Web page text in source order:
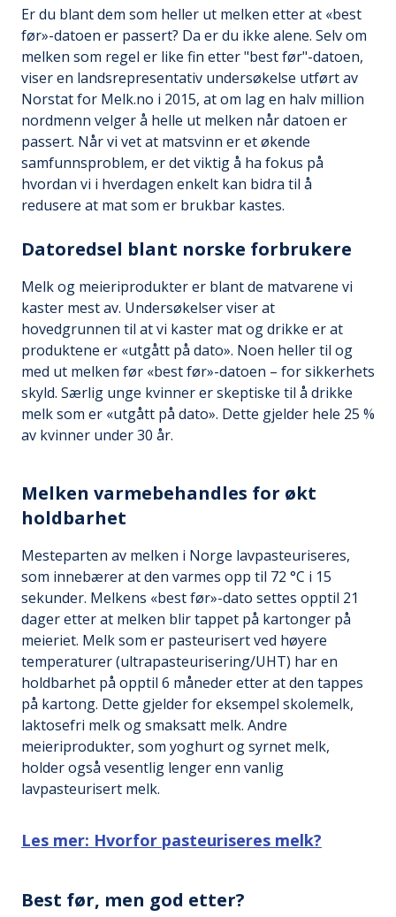
Er du blant dem som heller ut melken etter at «best
før»-datoen er passert? Da er du ikke alene. Selv om
melken som regel er like fin etter "best før"-datoen,
viser en landsrepresentativ undersøkelse utført av
Norstat for Melk.no i 2015, at om lag en halv million
nordmenn velger å helle ut melken når datoen er
passert. Når vi vet at matsvinn er et økende
samfunnsproblem, er det viktig å ha fokus på
hvordan vi i hverdagen enkelt kan bidra til å
redusere at mat som er brukbar kastes.
Datoredsel blant norske forbrukere
Melk og meieriprodukter er blant de matvarene vi
kaster mest av. Undersøkelser viser at
hovedgrunnen til at vi kaster mat og drikke er at
produktene er «utgått på dato». Noen heller til og
med ut melken før «best før»-datoen – for sikkerhets
skyld. Særlig unge kvinner er skeptiske til å drikke
melk som er «utgått på dato». Dette gjelder hele 25 %
av kvinner under 30 år.
Melken varmebehandles for økt
holdbarhet
Mesteparten av melken i Norge lavpasteuriseres,
som innebærer at den varmes opp til 72 °C i 15
sekunder. Melkens «best før»-dato settes opptil 21
dager etter at melken blir tappet på kartonger på
meieriet. Melk som er pasteurisert ved høyere
temperaturer (ultrapasteurisering/UHT) har en
holdbarhet på opptil 6 måneder etter at den tappes
på kartong. Dette gjelder for eksempel skolemelk,
laktosefri melk og smaksatt melk. Andre
meieriprodukter, som yoghurt og syrnet melk,
holder også vesentlig lenger enn vanlig
lavpasteurisert melk.
Les mer: Hvorfor pasteuriseres melk?
Best før, men god etter?